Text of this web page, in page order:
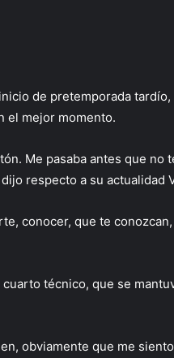
de pretemporada
el mejor momento.
Me pasaba antes que
respecto a su actualidad
conocer, que te
técnico, que se
obviamente que me